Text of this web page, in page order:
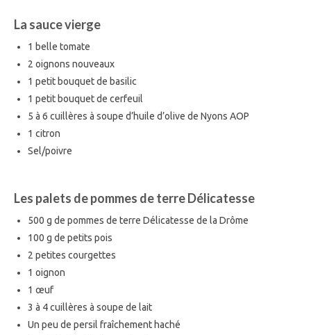
La sauce vierge
1 belle tomate
2 oignons nouveaux
1 petit bouquet de basilic
1 petit bouquet de cerfeuil
5 à 6 cuillères à soupe d’huile d’olive de Nyons AOP
1 citron
Sel/poivre
Les palets de pommes de terre Délicatesse
500 g de pommes de terre Délicatesse de la Drôme
100 g de petits pois
2 petites courgettes
1 oignon
1 œuf
3 à 4 cuillères à soupe de lait
Un peu de persil fraîchement haché